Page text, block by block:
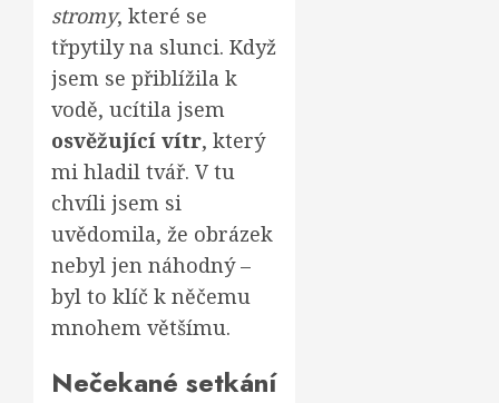
stromy, které se
třpytily na slunci. Když
jsem se přiblížila k
vodě, ucítila jsem
osvěžující vítr, který
mi hladil tvář. V tu
chvíli jsem si
uvědomila, že obrázek
nebyl jen náhodný –
byl to klíč k něčemu
mnohem většímu.
Nečekané setkání